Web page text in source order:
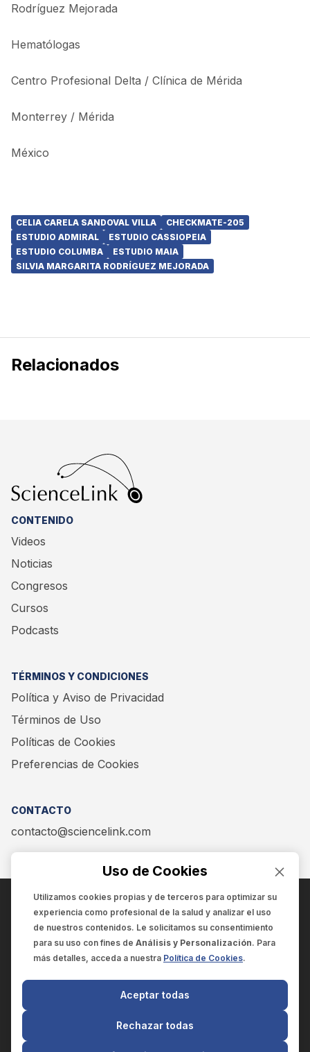
Rodríguez Mejorada
Hematólogas
Centro Profesional Delta / Clínica de Mérida
Monterrey / Mérida
México
CELIA CARELA SANDOVAL VILLA
CHECKMATE-205
ESTUDIO ADMIRAL
ESTUDIO CASSIOPEIA
ESTUDIO COLUMBA
ESTUDIO MAIA
SILVIA MARGARITA RODRÍGUEZ MEJORADA
Relacionados
CONTENIDO
Videos
Noticias
Congresos
Cursos
Podcasts
TÉRMINOS Y CONDICIONES
Política y Aviso de Privacidad
Términos de Uso
Políticas de Cookies
Preferencias de Cookies
CONTACTO
contacto@sciencelink.com
ENCUÉNTRANOS EN:
SCIENCELINK
SCILINK COMUNICACIÓN CIENTÍFICA SC
El contenido y la información de este sitio web es exclusivo
Uso de Cookies
Utilizamos cookies propias y de terceros para optimizar su
experiencia como profesional de la salud y analizar el uso
de nuestros contenidos. Le solicitamos su consentimiento
para su uso con fines de Análisis y Personalización. Para
más detalles, acceda a nuestra Política de Cookies.
Rechazar todas
Aceptar todas